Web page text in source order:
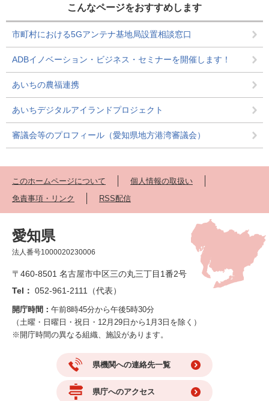
こんなページをおすすめします
市町村における5Gアンテナ基地局設置相談窓口
ADBイノベーション・ビジネス・セミナーを開催します！
あいちの農福連携
あいちデジタルアイランドプロジェクト
審議会等のプロフィール（愛知県地方港湾審議会）
このホームページについて
個人情報の取扱い
免責事項・リンク
RSS配信
愛知県
法人番号1000020230006
〒460-8501 名古屋市中区三の丸三丁目1番2号
Tel： 052-961-2111（代表）
開庁時間： 午前8時45分から午後5時30分
（土曜・日曜日・祝日・12月29日から1月3日を除く）
※開庁時間の異なる組織、施設があります。
県機関への連絡先一覧
県庁へのアクセス